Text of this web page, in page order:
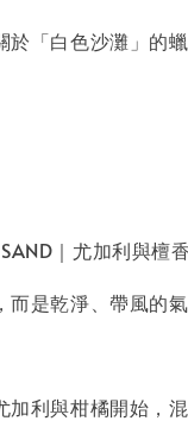
於「白色沙灘」的蠟
｜尤加利與檀香
而是乾淨、帶風的氣
加利與柑橘開始，